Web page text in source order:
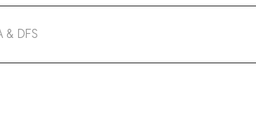
& DFS